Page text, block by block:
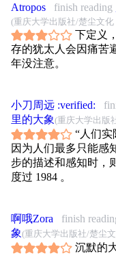
情。沉默拖得越久，
集體否認大象，牠們
祟的否認循環，有賴
身。本書提出了第一
Atropos finish reading
(重庆大学出版社/楚尘文化
下定义
存的犹太人会因痛苦
年没注意。
小刀周远 :verified:
里的大象(重庆大学出版
“人们实
因为人们最多只能感
步的描述和感知时，
度过 1984 。
啊哦Zora finish
象(重庆大学出版社/楚尘
沉默的